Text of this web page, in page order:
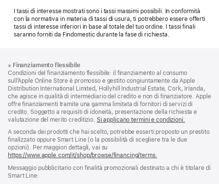
I tassi di interesse mostrati sono i tassi massimi possibili. In conformità
con la normativa in materia di tassi di usura, ti potrebbero essere offerti
tassi di interesse inferiori in base al totale del tuo ordine. I tassi finali
saranno forniti da Findomestic durante la fase di richiesta.
di
pagina
a
piè
di
pagina
※ Finanziamento flessibile
Condizioni del finanziamento flessibile: il finanziamento al consumo
sull’Apple Online Store è promosso e gestito congiuntamente da Apple
Distribution International Limited, Hollyhill Industrial Estate, Cork, Irlanda,
che agisce in qualità di intermediario del credito e non di finanziatore. Apple
offre finanziamenti tramite una gamma limitata di fornitori di servizi di
credito. Soggetto a requisiti di idoneità, presentazione della richiesta e
valutazione del merito creditizio. Si applicano termini e condizioni.
A seconda dei prodotti che hai scelto, potrebbe esserti proposto un prestito
finalizzato oppure Smart Line (o la possibilità di scegliere tra le due
opzioni). Per maggiori dettagli, vai su
https://www.apple.com/it/shop/browse/financing/terms.
Messaggio pubblicitario con finalità promozionali destinato a chi è titolare di
Smart Line: